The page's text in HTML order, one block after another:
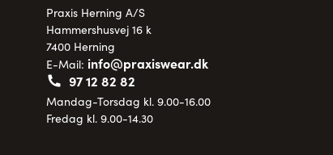
Praxis Herning A/S
Hammershusvej 16 k
7400 Herning
E-Mail: info@praxiswear.dk
97 12 82 82
Mandag-Torsdag kl. 9.00-16.00
Fredag kl. 9.00-14.30